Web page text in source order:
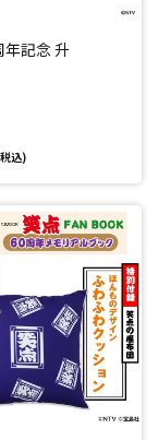
年記念 升
込)